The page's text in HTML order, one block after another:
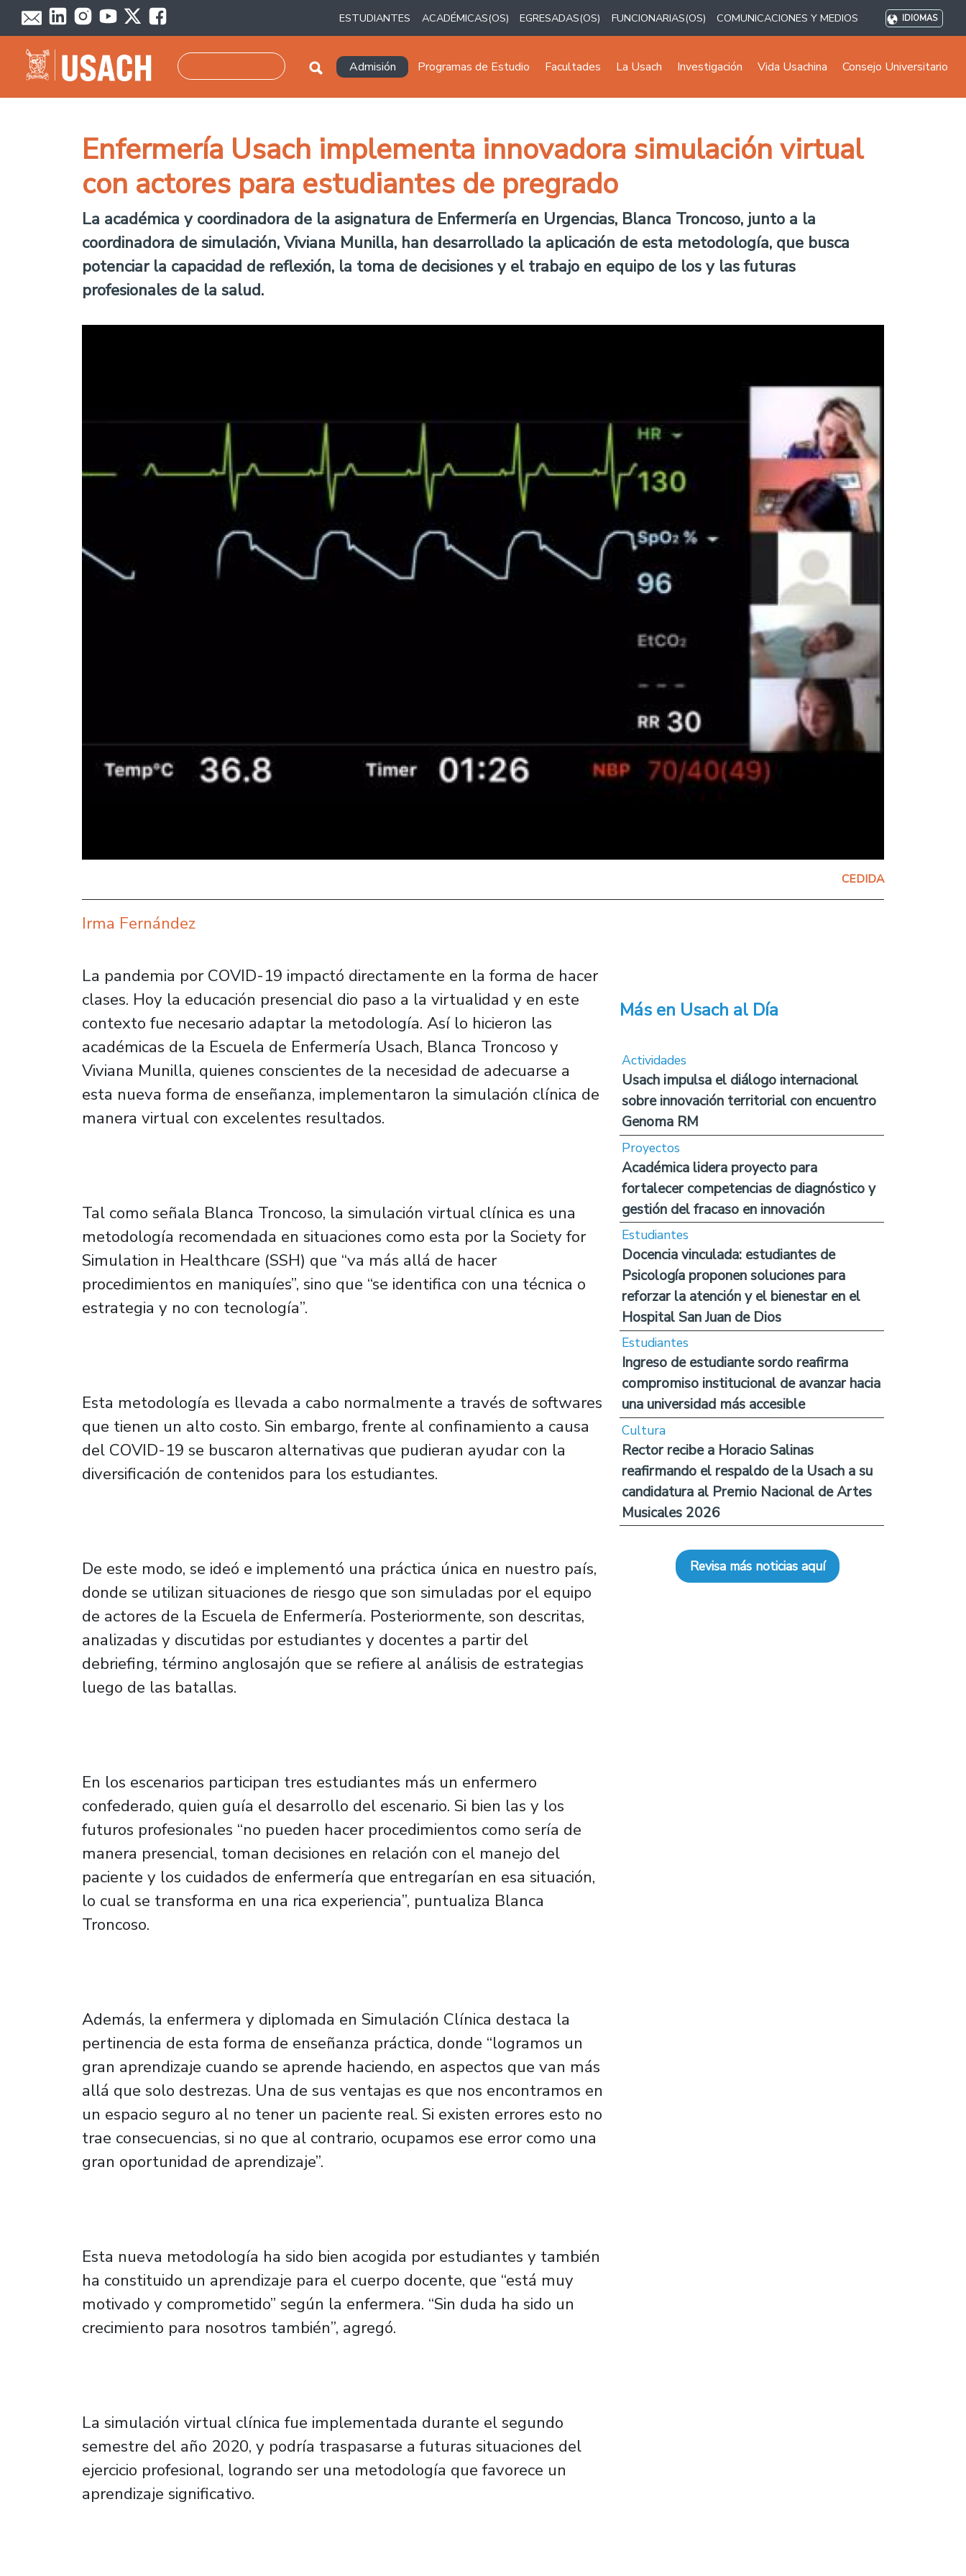
Pasar al contenido principal
ESTUDIANTES ACADÉMICAS(OS) EGRESADAS(OS) FUNCIONARIAS(OS) COMUNICACIONES Y MEDIOS IDIOMAS
Navegación principal
Admisión Programas de Estudio Facultades La Usach Investigación Vida Usachina Consejo Universitario
Enfermería Usach implementa innovadora simulación virtual
con actores para estudiantes de pregrado
La académica y coordinadora de la asignatura de Enfermería en Urgencias, Blanca Troncoso, junto a la
coordinadora de simulación, Viviana Munilla, han desarrollado la aplicación de esta metodología, que busca
potenciar la capacidad de reflexión, la toma de decisiones y el trabajo en equipo de los y las futuras
profesionales de la salud.
CEDIDA
Irma Fernández
La pandemia por COVID-19 impactó directamente en la forma de hacer
clases. Hoy la educación presencial dio paso a la virtualidad y en este
contexto fue necesario adaptar la metodología. Así lo hicieron las
académicas de la Escuela de Enfermería Usach, Blanca Troncoso y
Viviana Munilla, quienes conscientes de la necesidad de adecuarse a
esta nueva forma de enseñanza, implementaron la simulación clínica de
manera virtual con excelentes resultados.
Tal como señala Blanca Troncoso, la simulación virtual clínica es una
metodología recomendada en situaciones como esta por la Society for
Simulation in Healthcare (SSH) que “va más allá de hacer
procedimientos en maniquíes”, sino que “se identifica con una técnica o
estrategia y no con tecnología”.
Esta metodología es llevada a cabo normalmente a través de softwares
que tienen un alto costo. Sin embargo, frente al confinamiento a causa
del COVID-19 se buscaron alternativas que pudieran ayudar con la
diversificación de contenidos para los estudiantes.
De este modo, se ideó e implementó una práctica única en nuestro país,
donde se utilizan situaciones de riesgo que son simuladas por el equipo
de actores de la Escuela de Enfermería. Posteriormente, son descritas,
analizadas y discutidas por estudiantes y docentes a partir del
debriefing, término anglosajón que se refiere al análisis de estrategias
luego de las batallas.
En los escenarios participan tres estudiantes más un enfermero
confederado, quien guía el desarrollo del escenario. Si bien las y los
futuros profesionales “no pueden hacer procedimientos como sería de
manera presencial, toman decisiones en relación con el manejo del
paciente y los cuidados de enfermería que entregarían en esa situación,
lo cual se transforma en una rica experiencia”, puntualiza Blanca
Troncoso.
Además, la enfermera y diplomada en Simulación Clínica destaca la
pertinencia de esta forma de enseñanza práctica, donde “logramos un
gran aprendizaje cuando se aprende haciendo, en aspectos que van más
allá que solo destrezas. Una de sus ventajas es que nos encontramos en
un espacio seguro al no tener un paciente real. Si existen errores esto no
trae consecuencias, si no que al contrario, ocupamos ese error como una
gran oportunidad de aprendizaje”.
Esta nueva metodología ha sido bien acogida por estudiantes y también
ha constituido un aprendizaje para el cuerpo docente, que “está muy
motivado y comprometido” según la enfermera. “Sin duda ha sido un
crecimiento para nosotros también”, agregó.
La simulación virtual clínica fue implementada durante el segundo
semestre del año 2020, y podría traspasarse a futuras situaciones del
ejercicio profesional, logrando ser una metodología que favorece un
aprendizaje significativo.
Más en Usach al Día
Actividades
Usach impulsa el diálogo internacional
sobre innovación territorial con encuentro
Genoma RM
Proyectos
Académica lidera proyecto para
fortalecer competencias de diagnóstico y
gestión del fracaso en innovación
Estudiantes
Docencia vinculada: estudiantes de
Psicología proponen soluciones para
reforzar la atención y el bienestar en el
Hospital San Juan de Dios
Estudiantes
Ingreso de estudiante sordo reafirma
compromiso institucional de avanzar hacia
una universidad más accesible
Cultura
Rector recibe a Horacio Salinas
reafirmando el respaldo de la Usach a su
candidatura al Premio Nacional de Artes
Musicales 2026
Revisa más noticias aquí